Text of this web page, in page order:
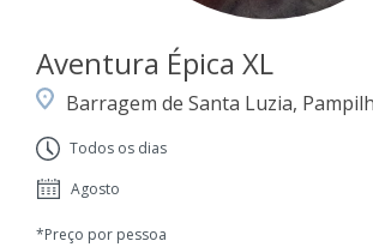
Aventura Épica XL
Barragem de Santa Luzia,
Todos os dias
Agosto
*Preço por pessoa